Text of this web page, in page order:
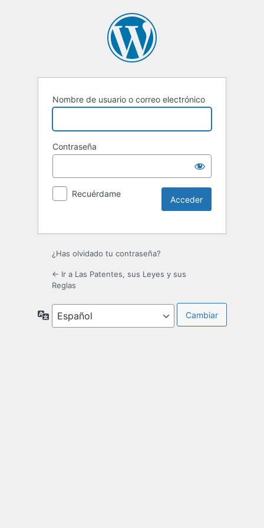
Nombre de usuario o correo electrónico
Contraseña
Recuérdame
¿Has olvidado tu contraseña?
← Ir a Las Patentes, sus Leyes y sus
Reglas
Idioma